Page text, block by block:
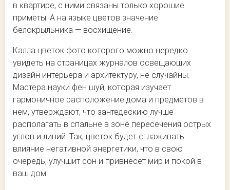
в квартире, с ними связаны только хорошие
приметы. А на языке цветов значение
белокрыльника — восхищение.
Калла цветок фото которого можно нередко
увидеть на страницах журналов освещающих
дизайн интерьера и архитектуру, не случайны.
Мастера науки фен шуй, которая изучает
гармоничное расположение дома и предметов в
нем, утверждают, что зантедескию лучше
располагать в спальне в зоне пересечения острых
углов и линий. Так, цветок будет сглаживать
влияние негативной энергетики, что в свою
очередь, улучшит сон и привнесет мир и покой в
ваш дом.